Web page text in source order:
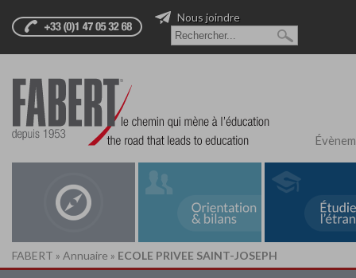
Nous joindre
FABERT » Annuaire » ECOLE PRIVEE SAINT-JOSEPH